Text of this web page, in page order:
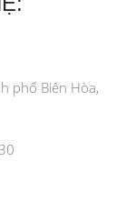
phố Biên Hòa,